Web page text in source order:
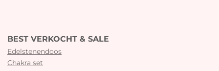
BEST VERKOCHT & SALE
Edelstenendoos
Chakra set